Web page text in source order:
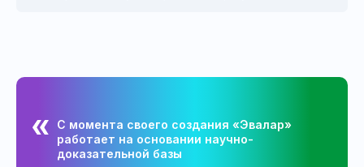
С момента своего создания «Эвалар»
работает на основании научно-
доказательной базы